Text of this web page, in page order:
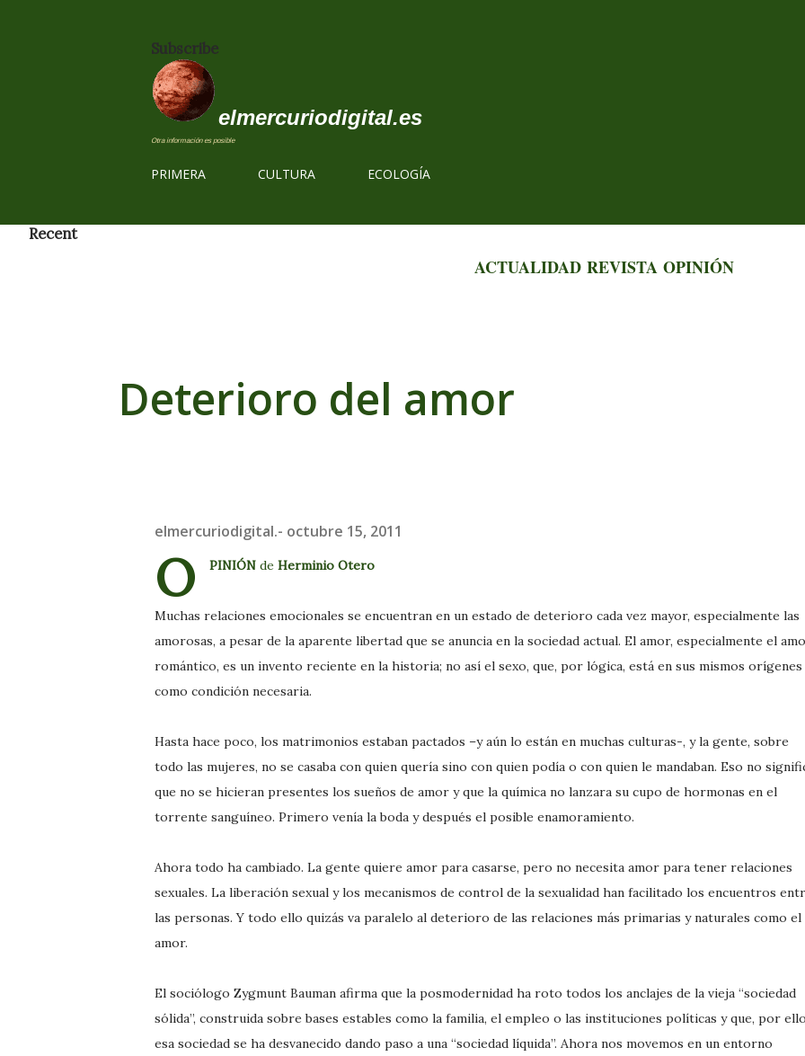
Subscribe
elmercuriodigital.es
Otra información es posible
PRIMERA CULTURA ECOLOGÍA
Recent
ACTUALIDAD REVISTA OPINIÓN
Deterioro del amor
elmercuriodigital.- octubre 15, 2011
O PINIÓN de Herminio Otero
Muchas relaciones emocionales se encuentran en un estado de deterioro cada vez mayor, especialmente las
amorosas, a pesar de la aparente libertad que se anuncia en la sociedad actual. El amor, especialmente el
romántico, es un invento reciente en la historia; no así el sexo, que, por lógica, está en sus mismos orígenes
como condición necesaria.
Hasta hace poco, los matrimonios estaban pactados –y aún lo están en muchas culturas-, y la gente, sobre
todo las mujeres, no se casaba con quien quería sino con quien podía o con quien le mandaban. Eso no
que no se hicieran presentes los sueños de amor y que la química no lanzara su cupo de hormonas en el
torrente sanguíneo. Primero venía la boda y después el posible enamoramiento.
Ahora todo ha cambiado. La gente quiere amor para casarse, pero no necesita amor para tener relaciones
sexuales. La liberación sexual y los mecanismos de control de la sexualidad han facilitado los encuentros
las personas. Y todo ello quizás va paralelo al deterioro de las relaciones más primarias y naturales como el
amor.
El sociólogo Zygmunt Bauman afirma que la posmodernidad ha roto todos los anclajes de la vieja “sociedad
sólida”, construida sobre bases estables como la familia, el empleo o las instituciones políticas y que, por
esa sociedad se ha desvanecido dando paso a una “sociedad líquida”. Ahora nos movemos en un entorno